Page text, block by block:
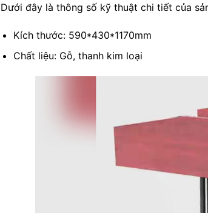
Dưới đây là thông số kỹ thuật chi tiết của
Kích thước: 590*430*1170mm
Chất liệu: Gỗ, thanh kim loại